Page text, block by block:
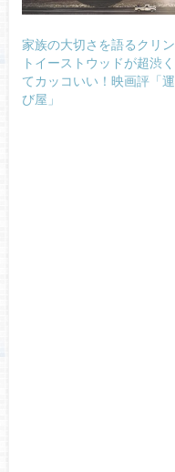
家族の大切さを語るクリン
トイーストウッドが超渋く
てカッコいい！映画評「運
び屋」